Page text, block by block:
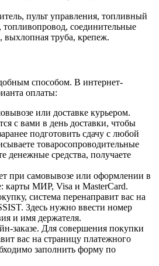
пульт управления, топливный
топливопровод, соединительные
выхлопная труба, крепеж.
способом. В интернет-
оплаты:
или доставке курьером.
с вами в день доставки, чтобы
подготовить сдачу с любой
товаросопроводительные
денежные средства, получаете
при самовывозе или оформлении в
карты МИР, Visa и MasterCard.
система перенаправит вас на
Здесь нужно ввести номер
и имя держателя.
заказе. Для совершения покупки
вас на страницу платежного
заполнить форму по